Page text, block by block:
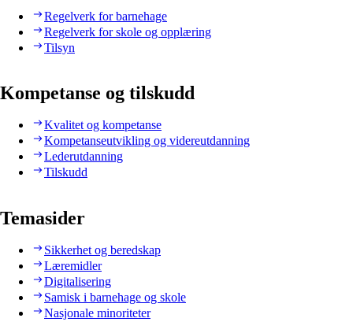
Regelverk for barnehage
Regelverk for skole og opplæring
Tilsyn
Kompetanse og tilskudd
Kvalitet og kompetanse
Kompetanseutvikling og videreutdanning
Lederutdanning
Tilskudd
Temasider
Sikkerhet og beredskap
Læremidler
Digitalisering
Samisk i barnehage og skole
Nasjonale minoriteter